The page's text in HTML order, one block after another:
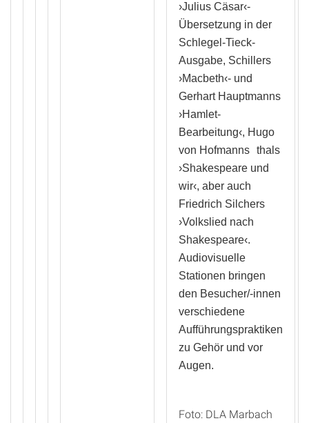
›Julius Cäsar‹-
Übersetzung in der
Schlegel-Tieck-
Ausgabe, Schillers
›Macbeth‹- und
Gerhart Hauptmanns
›Hamlet-
Bearbeitung‹, Hugo
von Hofmanns thals
›Shakespeare und
wir‹, aber auch
Friedrich Silchers
›Volkslied nach
Shakespeare‹.
Audiovisuelle
Stationen bringen
den Besucher/-innen
verschiedene
Aufführungspraktiken
zu Gehör und vor
Augen.
Foto: DLA Marbach